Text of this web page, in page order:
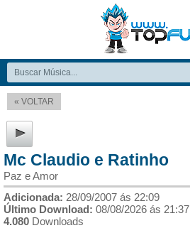
« VOLTAR
Mc Claudio e Ratinho
Paz e Amor
Adicionada: 28/09/2007 ás 22:09
Último Download: 08/08/2026 ás 21:37
4.080 Downloads